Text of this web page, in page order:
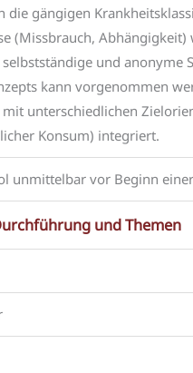
die gängigen
(Missbrauch,
und anonyme
kann vorgenommen
unterschiedlichen
Konsum) integriert.
unmittelbar vor Beginn
und Themen